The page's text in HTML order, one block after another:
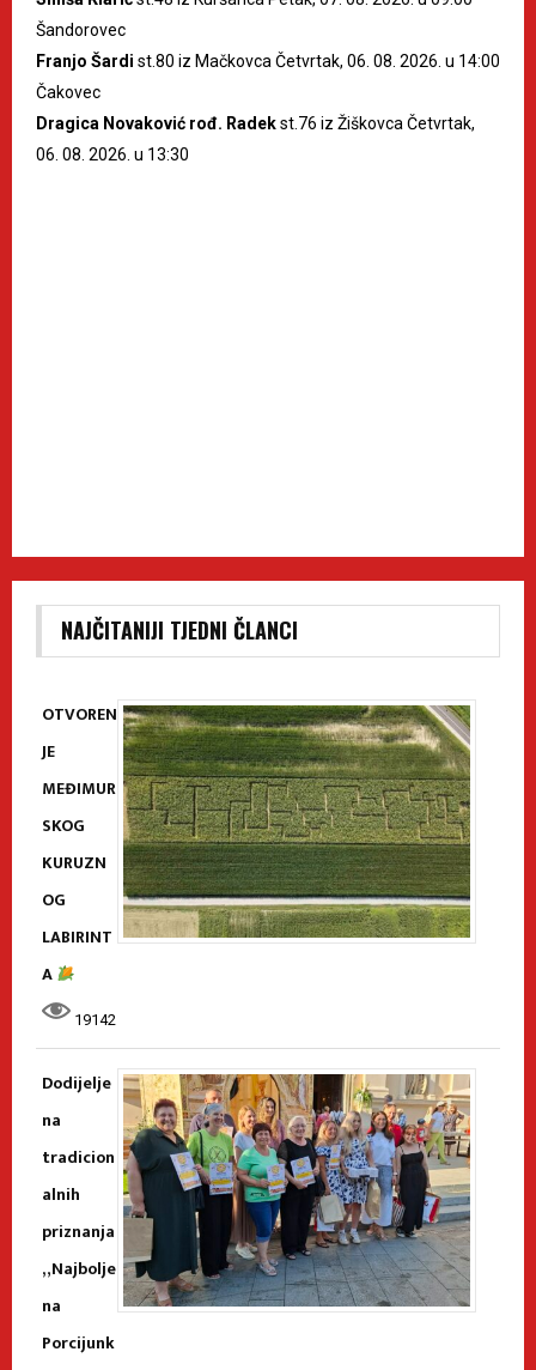
Šandorovec
Franjo Šardi st.80 iz Mačkovca Četvrtak, 06. 08. 2026. u 14:00
Čakovec
Dragica Novaković rođ. Radekst.76 iz Žiškovca Četvrtak,
06. 08. 2026. u 13:30
NAJČITANIJI TJEDNI ČLANCI
OTVOREN
JE
MEĐIMUR
SKOG
KURUZN
OG
LABIRINT
A
19142
Dodijelje
na
tradicion
alnih
priznanja
„Najbolje
na
Porcijunk